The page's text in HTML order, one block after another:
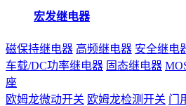
宏发继电器
磁保持继电器 高频继电器 安全继电
车载/DC功率继电器 固态继电器
座
欧姆龙微动开关 欧姆龙检测开关 门